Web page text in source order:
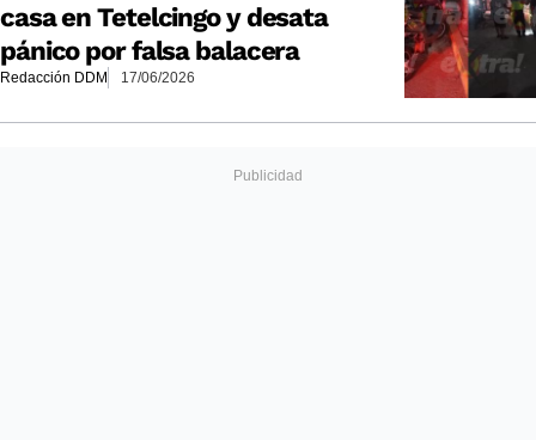
casa en Tetelcingo y desata
pánico por falsa balacera
Redacción DDM 17/06/2026